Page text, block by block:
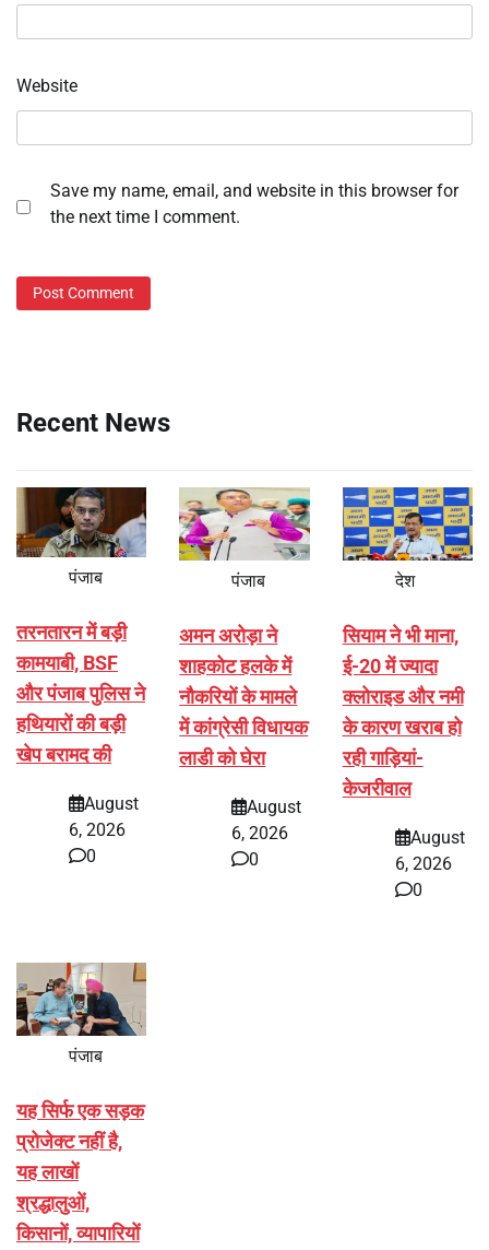
Website
Save my name, email, and website in this browser for
the next time I comment.
Recent News
पंजाब
तरनतारन में बड़ी
कामयाबी, BSF
और पंजाब पुलिस ने
हथियारों की बड़ी
खेप बरामद की
August
6, 2026
0
पंजाब
अमन अरोड़ा ने
शाहकोट हलके में
नौकरियों के मामले
में कांग्रेसी विधायक
लाडी को घेरा
August
6, 2026
0
देश
सियाम ने भी माना,
ई-20 में ज्यादा
क्लोराइड और नमी
के कारण खराब हो
रही गाड़ियां-
केजरीवाल
August
6, 2026
0
पंजाब
यह सिर्फ एक सड़क
प्रोजेक्ट नहीं है,
यह लाखों
श्रद्धालुओं,
किसानों, व्यापारियों